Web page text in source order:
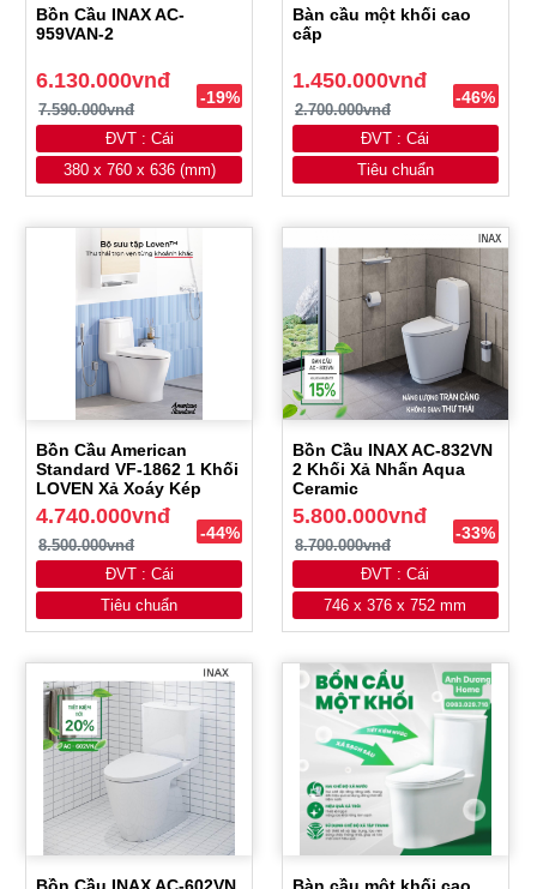
Bồn Cầu INAX AC-
959VAN-2
6.130.000vnđ
7.590.000vnđ
-19%
ĐVT : Cái
380 x 760 x 636 (mm)
Bàn cầu một khối cao
cấp
1.450.000vnđ
2.700.000vnđ
-46%
ĐVT : Cái
Tiêu chuẩn
Bồn Cầu American
Standard VF-1862 1 Khối
LOVEN Xả Xoáy Kép
4.740.000vnđ
8.500.000vnđ
-44%
ĐVT : Cái
Tiêu chuẩn
Bồn Cầu INAX AC-832VN
2 Khối Xả Nhấn Aqua
Ceramic
5.800.000vnđ
8.700.000vnđ
-33%
ĐVT : Cái
746 x 376 x 752 mm